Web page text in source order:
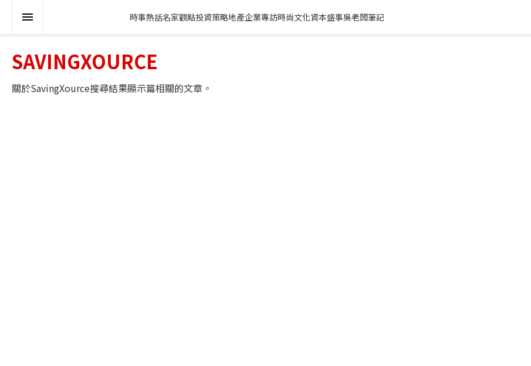
時事熱話名家觀點投資策略地產企業專訪時尚文化資本盛事吳老闆筆記
SAVINGXOURCE
關於SavingXource搜尋結果顯示篇相關的文章。